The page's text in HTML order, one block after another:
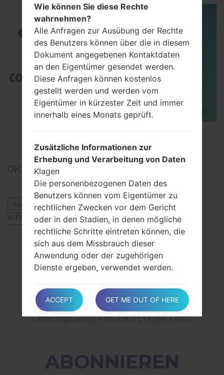
0Kommentare
Melden Sie sich anum einen Kommentar zu
schreiben.
Andere Modelle aus dieser Serie
SamsungGalaxy Tab A 8.0 LTESM-P355Y
SamsungGalaxy Tab A 8.0 LTESM-T295
SamsungGalaxy Tab A 8.0 LTESM-T357W
SamsungGalaxy Tab A 8.0 LTESM-T385
SamsungGalaxy Tab A 8.0 LTESM-T385C
ABONNIEREN
Wie können Sie diese Rechte
wahrnehmen?
Alle Anfragen zur Ausübung der Rechte
des Benutzers können über die in diesem
Dokument angegebenen Kontaktdaten
an den Eigentümer gesendet werden.
Diese Anfragen können kostenlos
gestellt werden und werden vom
Eigentümer in kürzester Zeit und immer
innerhalb eines Monats geprüft.
Zusätzliche Informationen zur
Erhebung und Verarbeitung von Daten
Klagen
Die personenbezogenen Daten des
Benutzers können vom Eigentümer zu
rechtlichen Zwecken vor dem Gericht
oder in den Stadien, in denen mögliche
rechtliche Schritte eintreten können, die
sich aus dem Missbrauch dieser
Anwendung oder der zugehörigen
Dienste ergeben, verwendet werden.
Der Benutzer bestätigt, dass er
informiert wird, dass der Eigentümer auf
Verlangen der Behörden möglicherweise
ACCEPT GET ME OUT OF HERE